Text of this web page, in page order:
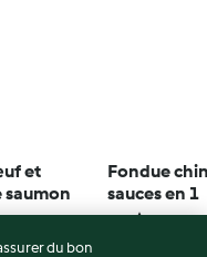
et
saumon
Fondue
sauces en 1
3.8 (5)
du bon